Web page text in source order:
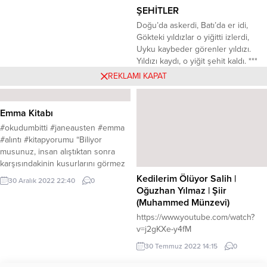
ŞEHİTLER
Doğu’da askerdi, Batı’da er idi,
Gökteki yıldızlar o yiğitti izlerdi,
Uyku kaybeder görenler yıldızı.
Yıldızı kaydı, o yiğit şehit kaldı. ***
Sessizdi kalp alında vurulmuşun,
8 Temmuz 2023 12:39
Emma Kitabı
#okudumbitti #janeausten #emma
#alıntı #kitapyorumu “Biliyor
musunuz, insan alıştıktan sonra
karşısındakinin kusurlarını görmez
oluyor.” “İnsan ruhunun, ilginç
durumlardaki kişilere karşı bir
30 Aralık 2022 22:40 0
Kedilerim Ölüyor Salih |
Oğuzhan Yılmaz | Şiir
(Muhammed Münzevi)
https://www.youtube.com/watch?
v=j2gKXe-y4fM
30 Temmuz 2022 14:15 0
REKLAMI KAPAT